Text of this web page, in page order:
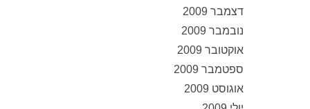
דצמבר 2009
נובמבר 2009
אוקטובר 2009
ספטמבר 2009
אוגוסט 2009